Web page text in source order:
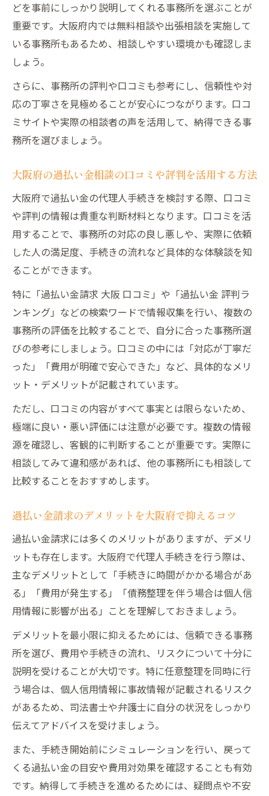
どを事前にしっかり説明してくれる事務所を選ぶことが
重要です。大阪府内では無料相談や出張相談を実施して
いる事務所もあるため、相談しやすい環境かも確認しま
しょう。
さらに、事務所の評判や口コミも参考にし、信頼性や対
応の丁寧さを見極めることが安心につながります。口コ
ミサイトや実際の相談者の声を活用して、納得できる事
務所を選びましょう。
大阪府の過払い金相談の口コミや評判を活用する方法
大阪府で過払い金の代理人手続きを検討する際、口コミ
や評判の情報は貴重な判断材料となります。口コミを活
用することで、事務所の対応の良し悪しや、実際に依頼
した人の満足度、手続きの流れなど具体的な体験談を知
ることができます。
特に「過払い金請求 大阪 口コミ」や「過払い金 評判ラ
ンキング」などの検索ワードで情報収集を行い、複数の
事務所の評価を比較することで、自分に合った事務所選
びの参考にしましょう。口コミの中には「対応が丁寧だ
った」「費用が明確で安心できた」など、具体的なメリ
ット・デメリットが記載されています。
ただし、口コミの内容がすべて事実とは限らないため、
極端に良い・悪い評価には注意が必要です。複数の情報
源を確認し、客観的に判断することが重要です。実際に
相談してみて違和感があれば、他の事務所にも相談して
比較することをおすすめします。
過払い金請求のデメリットを大阪府で抑えるコツ
過払い金請求には多くのメリットがありますが、デメリ
ットも存在します。大阪府で代理人手続きを行う際は、
主なデメリットとして「手続きに時間がかかる場合があ
る」「費用が発生する」「債務整理を伴う場合は個人信
用情報に影響が出る」ことを理解しておきましょう。
デメリットを最小限に抑えるためには、信頼できる事務
所を選び、費用や手続きの流れ、リスクについて十分に
説明を受けることが大切です。特に任意整理を同時に行
う場合は、個人信用情報に事故情報が記載されるリスク
があるため、司法書士や弁護士に自分の状況をしっかり
伝えてアドバイスを受けましょう。
また、手続き開始前にシミュレーションを行い、戻って
くる過払い金の目安や費用対効果を確認することも有効
です。納得して手続きを進めるためには、疑問点や不安